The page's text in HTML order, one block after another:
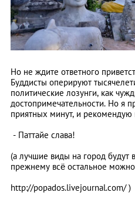
Но не ждите ответного
Буддисты оперируют
политические лозунги, как
достопримечательности. Но я
приятных минут, и рекомендую
- Паттайе слава!
(а лучшие виды на город
прежнему всё остальное
http://popados.livejournal.com/ )